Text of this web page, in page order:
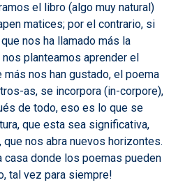
el libro (algo muy natural)
matices; por el contrario, si
nos ha llamado más la
planteamos aprender el
nos han gustado, el poema
as, se incorpora (in-corpore),
de todo, eso es lo que se
que esta sea significativa,
que nos abra nuevos horizontes.
casa donde los poemas pueden
tal vez para siempre!